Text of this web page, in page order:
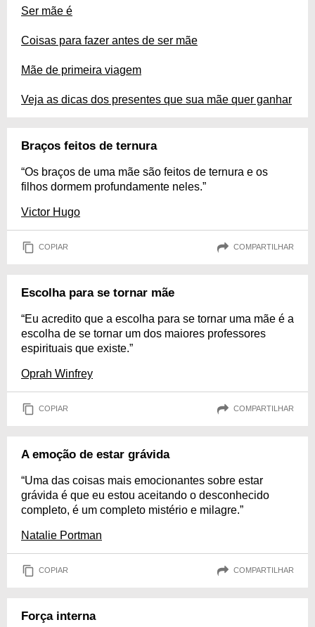
Ser mãe é
Coisas para fazer antes de ser mãe
Mãe de primeira viagem
Veja as dicas dos presentes que sua mãe quer ganhar
Braços feitos de ternura
“Os braços de uma mãe são feitos de ternura e os
filhos dormem profundamente neles.”
Victor Hugo
COPIAR COMPARTILHAR
Escolha para se tornar mãe
“Eu acredito que a escolha para se tornar uma mãe é a
escolha de se tornar um dos maiores professores
espirituais que existe.”
Oprah Winfrey
COPIAR COMPARTILHAR
A emoção de estar grávida
“Uma das coisas mais emocionantes sobre estar
grávida é que eu estou aceitando o desconhecido
completo, é um completo mistério e milagre.”
Natalie Portman
COPIAR COMPARTILHAR
Força interna